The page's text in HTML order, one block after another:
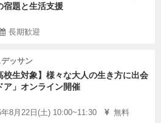
宿題と生活支援
長期歓迎
ッサン
校生対象】様々な大人の生き方に出会
ア」オンライン開催
8月22日(土) 10:00~11:30 無料